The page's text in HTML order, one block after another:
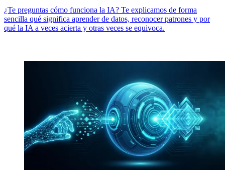
¿Te preguntas cómo funciona la IA? Te explicamos de forma
sencilla qué significa aprender de datos, reconocer patrones y por
qué la IA a veces acierta y otras veces se equivoca.